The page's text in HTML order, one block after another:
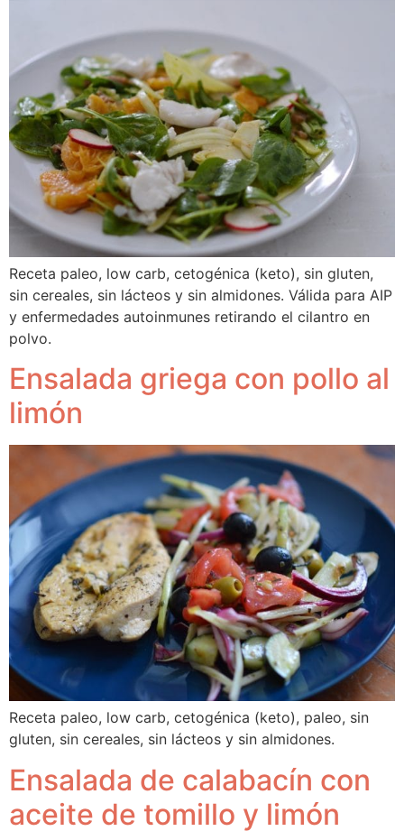
Receta paleo, low carb, cetogénica (keto), sin gluten,
sin cereales, sin lácteos y sin almidones. Válida para AIP
y enfermedades autoinmunes retirando el cilantro en
polvo.
Ensalada griega con pollo al
limón
Receta paleo, low carb, cetogénica (keto), paleo, sin
gluten, sin cereales, sin lácteos y sin almidones.
Ensalada de calabacín con
aceite de tomillo y limón